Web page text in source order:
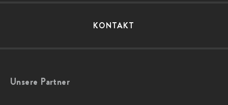
KONTAKT
Unsere Partner